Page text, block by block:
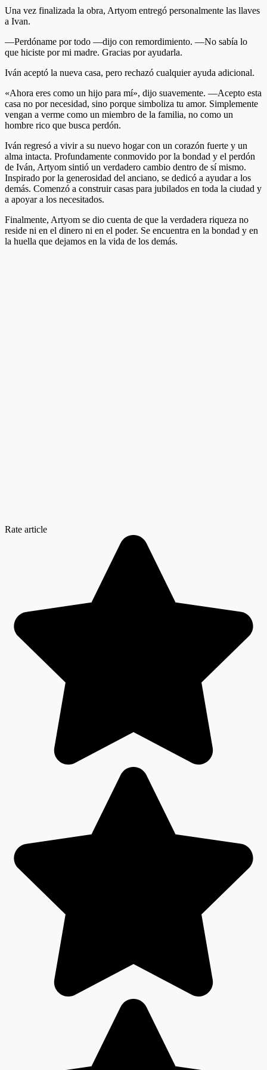
Una vez finalizada la obra, Artyom entregó personalmente las llaves
a Ivan.
—Perdóname por todo —dijo con remordimiento. —No sabía lo
que hiciste por mi madre. Gracias por ayudarla.
Iván aceptó la nueva casa, pero rechazó cualquier ayuda adicional.
«Ahora eres como un hijo para mí», dijo suavemente. —Acepto esta
casa no por necesidad, sino porque simboliza tu amor. Simplemente
vengan a verme como un miembro de la familia, no como un
hombre rico que busca perdón.
Iván regresó a vivir a su nuevo hogar con un corazón fuerte y un
alma intacta. Profundamente conmovido por la bondad y el perdón
de Iván, Artyom sintió un verdadero cambio dentro de sí mismo.
Inspirado por la generosidad del anciano, se dedicó a ayudar a los
demás. Comenzó a construir casas para jubilados en toda la ciudad y
a apoyar a los necesitados.
Finalmente, Artyom se dio cuenta de que la verdadera riqueza no
reside ni en el dinero ni en el poder. Se encuentra en la bondad y en
la huella que dejamos en la vida de los demás.
Rate article